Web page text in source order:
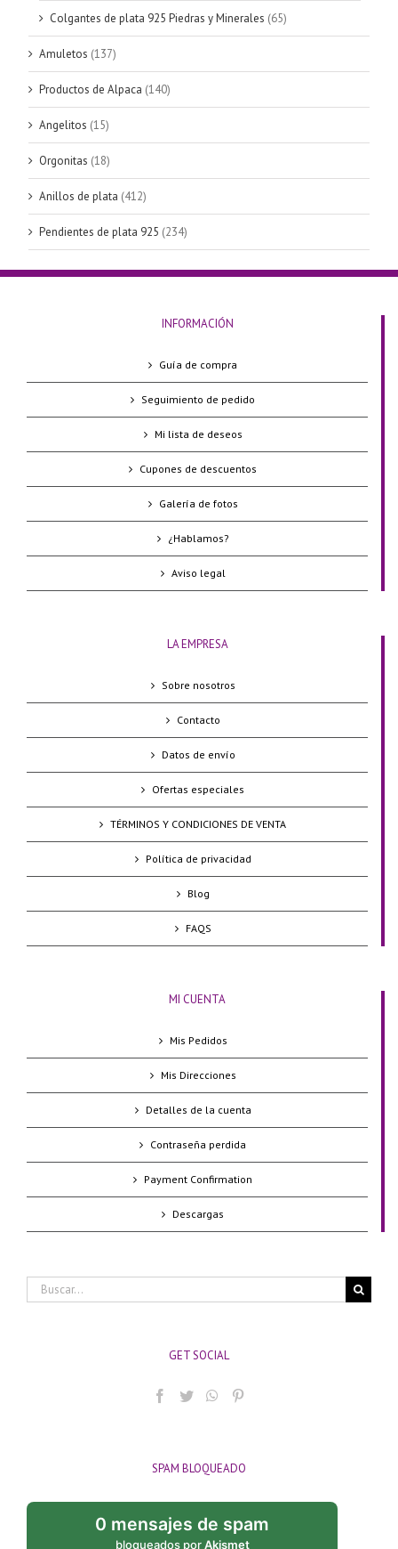
Colgantes de plata 925 Piedras y Minerales (65)
Amuletos (137)
Productos de Alpaca (140)
Angelitos (15)
Orgonitas (18)
Anillos de plata (412)
Pendientes de plata 925 (234)
INFORMACIÓN
Guía de compra
Seguimiento de pedido
Mi lista de deseos
Cupones de descuentos
Galería de fotos
¿Hablamos?
Aviso legal
LA EMPRESA
Sobre nosotros
Contacto
Datos de envío
Ofertas especiales
TÉRMINOS Y CONDICIONES DE VENTA
Política de privacidad
Blog
FAQS
MI CUENTA
Mis Pedidos
Mis Direcciones
Detalles de la cuenta
Contraseña perdida
Payment Confirmation
Descargas
Buscar:
GET SOCIAL
SPAM BLOQUEADO
0 mensajes de spam
bloqueados porAkismet